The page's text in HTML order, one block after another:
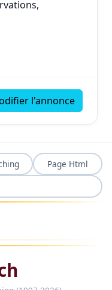
l'annonce
Page Html